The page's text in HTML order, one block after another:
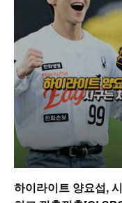
하이라이트 양요섭,